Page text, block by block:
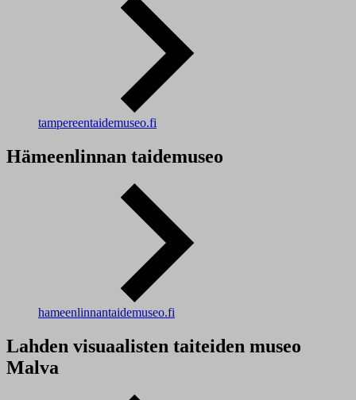
tampereentaidemuseo.fi
Hämeenlinnan taidemuseo
hameenlinnantaidemuseo.fi
Lahden visuaalisten taiteiden museo
Malva